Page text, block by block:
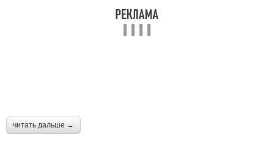
читать дальше →